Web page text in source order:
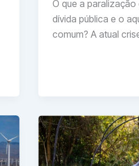
O que a
dívida pública e o
comum? A atual